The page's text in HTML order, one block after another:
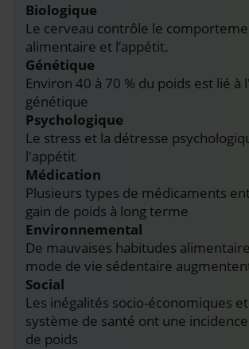
Biologique
Le cerveau contrôle le
alimentaire et l’appétit.
Génétique
Environ 40 à 70 % du poids est lié à
génétique
Psychologique
Le stress et la détresse
l'appétit
Médication
Plusieurs types de médicaments
gain de poids à long terme
Environnemental
De mauvaises habitudes
mode de vie sédentaire
Social
Les inégalités socio-économiques
système de santé ont une
de poids